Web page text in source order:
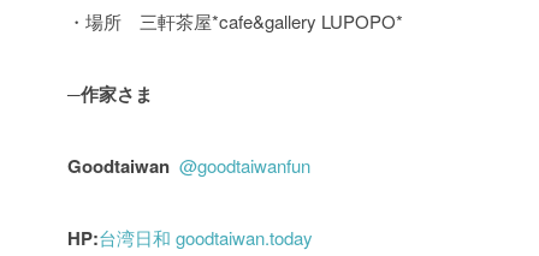
・場所 三軒茶屋*cafe&gallery LUPOPO*
─作家さま
Goodtaiwan @goodtaiwanfun
HP:台湾日和 goodtaiwan.today